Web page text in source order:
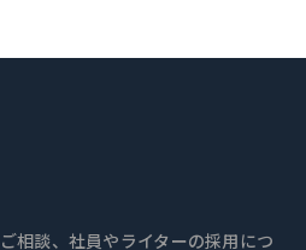
相談、社員やライターの採用につ